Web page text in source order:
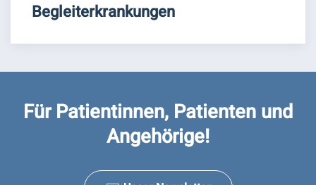
Begleiterkrankungen
Für Patientinnen, Patienten und
Angehörige!